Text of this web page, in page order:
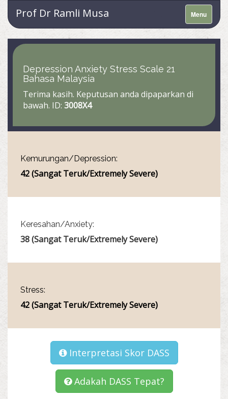
Menu
Prof Dr Ramli Musa
Depression Anxiety Stress Scale 21
Bahasa Malaysia
Terima kasih. Keputusan anda dipaparkan di
bawah. ID: 3008X4
Kemurungan/Depression:
42 (Sangat Teruk/Extremely Severe)
Keresahan/Anxiety:
38 (Sangat Teruk/Extremely Severe)
Stress:
42 (Sangat Teruk/Extremely Severe)
Interpretasi Skor DASS
Adakah DASS Tepat?